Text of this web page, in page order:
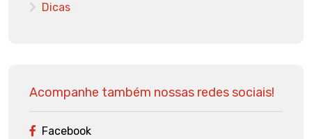
Dicas
Acompanhe também nossas redes sociais!
Facebook